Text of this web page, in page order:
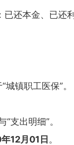
还本金、已还
镇职工医保”。
支出明细”。
12月01日 。